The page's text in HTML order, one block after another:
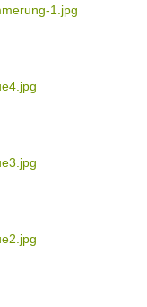
1.jpg